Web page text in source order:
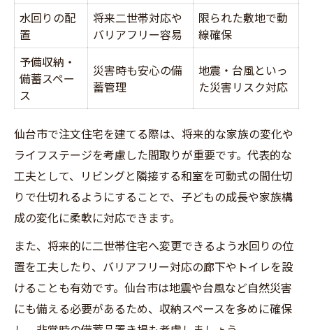
水回りの配
置
将来二世帯対応や
バリアフリー容易
限られた敷地で動
線確保
予備収納・
備蓄スペー
ス
災害時も安心の備
蓄管理
地震・台風といっ
た災害リスク対応
仙台市で注文住宅を建てる際は、将来的な家族の変化や
ライフステージを考慮した間取りが重要です。代表的な
工夫として、リビングと隣接する和室を可動式の間仕切
りで仕切れるようにすることで、子どもの成長や家族構
成の変化に柔軟に対応できます。
また、将来的に二世帯住宅へ変更できるよう水回りの位
置を工夫したり、バリアフリー対応の廊下やトイレを設
けることも有効です。仙台市は地震や台風など自然災害
にも備える必要があるため、収納スペースを多めに確保